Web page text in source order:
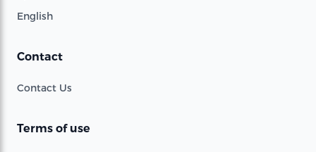
English
Contact
Contact Us
Terms of use